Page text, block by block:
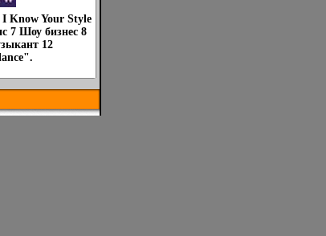
Know Your Style
7 Шоу бизнес 8
12